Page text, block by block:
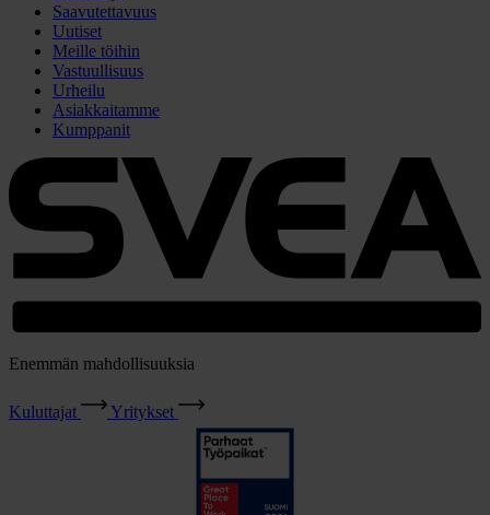
Saavutettavuus
Uutiset
Meille töihin
Vastuullisuus
Urheilu
Asiakkaitamme
Kumppanit
Enemmän mahdollisuuksia
Kuluttajat Yritykset